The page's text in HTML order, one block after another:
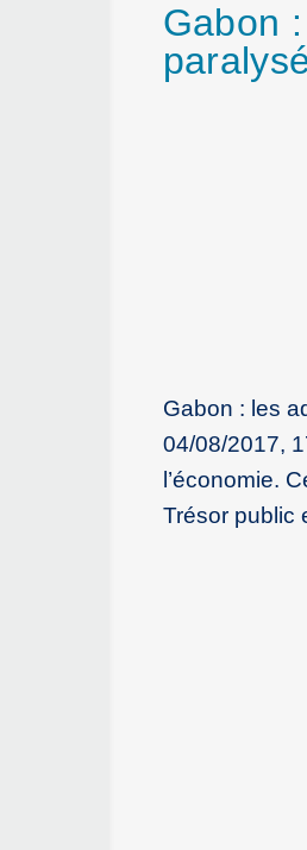
Gabon
Gabon : les
04/08/2017,
l’économie.
Trésor public